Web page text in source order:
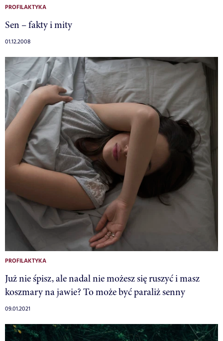
PROFILAKTYKA
Sen – fakty i mity
01.12.2008
PROFILAKTYKA
Już nie śpisz, ale nadal nie możesz się ruszyć i masz
koszmary na jawie? To może być paraliż senny
09.01.2021